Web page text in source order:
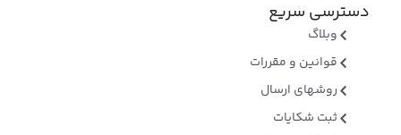
دسترسی سریع
وبلاگ
قوانین و مقررات
روشهای ارسال
ثبت شکایات